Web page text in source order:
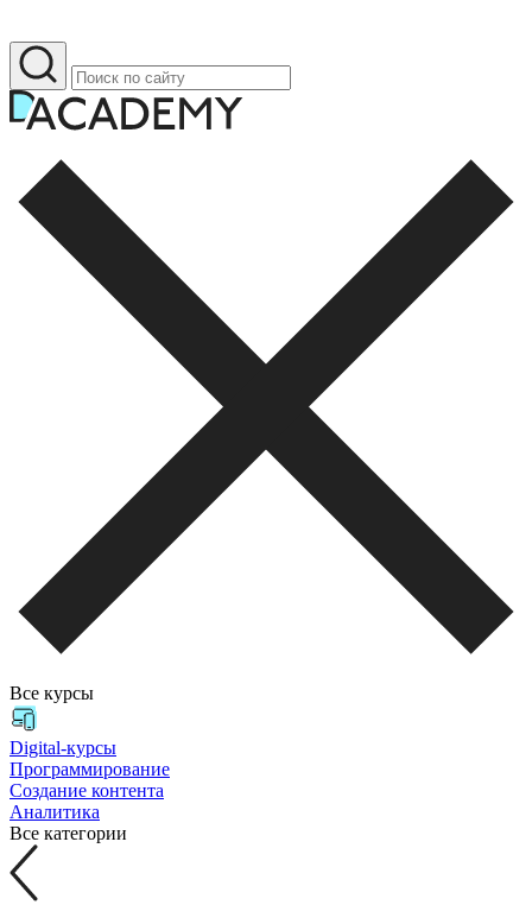
Все курсы
Digital-курсы
Программирование
Создание контента
Аналитика
Все категории